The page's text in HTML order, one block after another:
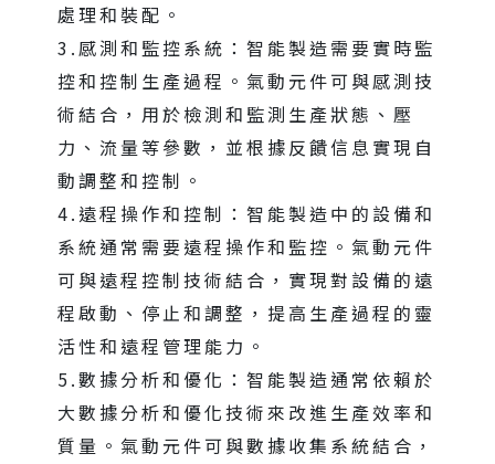
處理和裝配。
3.感測和監控系統：智能製造需要實時監
控和控制生產過程。氣動元件可與感測技
術結合，用於檢測和監測生產狀態、壓
力、流量等參數，並根據反饋信息實現自
動調整和控制。
4.遠程操作和控制：智能製造中的設備和
系統通常需要遠程操作和監控。氣動元件
可與遠程控制技術結合，實現對設備的遠
程啟動、停止和調整，提高生產過程的靈
活性和遠程管理能力。
5.數據分析和優化：智能製造通常依賴於
大數據分析和優化技術來改進生產效率和
質量。氣動元件可與數據收集系統結合，